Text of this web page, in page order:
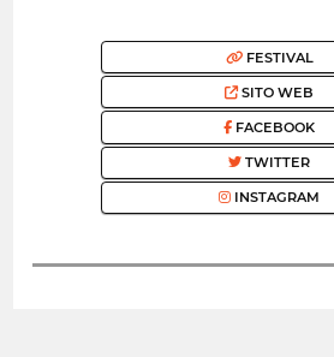
FESTIVAL
SITO WEB
FACEBOOK
TWITTER
INSTAGRAM